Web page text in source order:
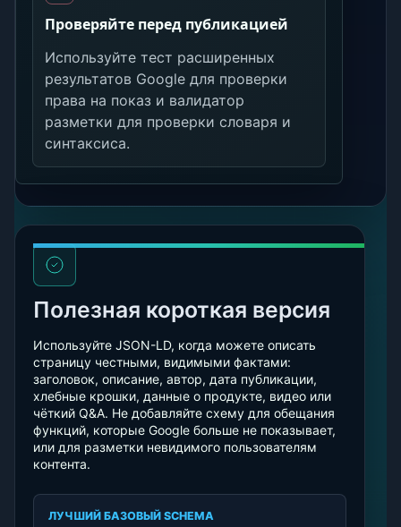
Проверяйте перед публикацией
Используйте тест расширенных
результатов Google для проверки
права на показ и валидатор
разметки для проверки словаря и
синтаксиса.
Полезная короткая версия
Используйте JSON-LD, когда можете описать
страницу честными, видимыми фактами:
заголовок, описание, автор, дата публикации,
хлебные крошки, данные о продукте, видео или
чёткий Q&A. Не добавляйте схему для обещания
функций, которые Google больше не показывает,
или для разметки невидимого пользователям
контента.
ЛУЧШИЙ БАЗОВЫЙ SCHEMA